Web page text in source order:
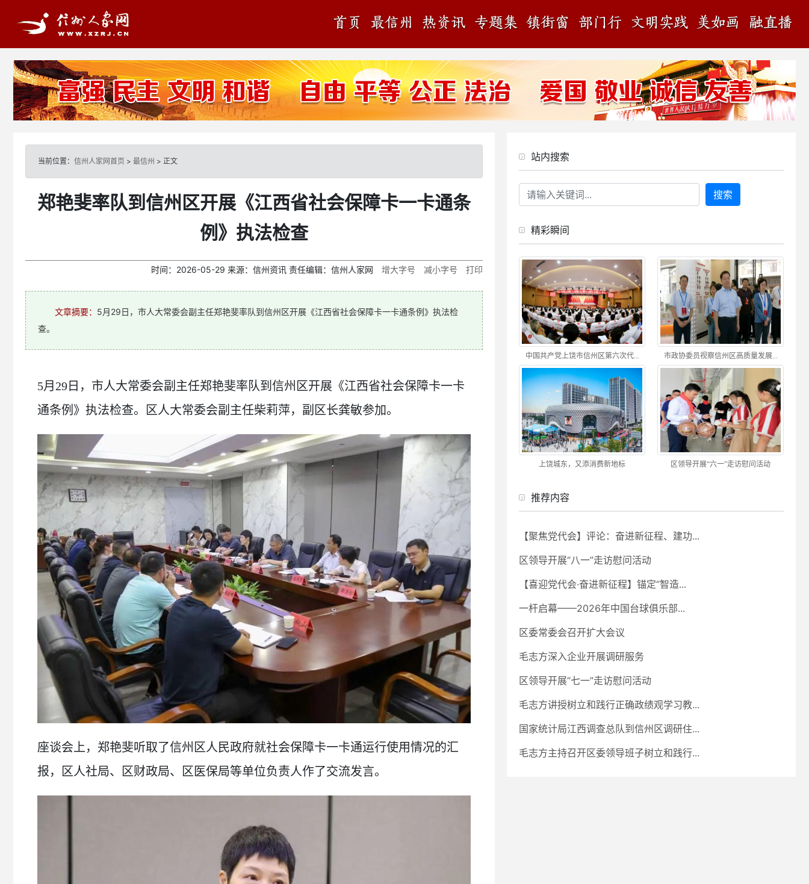
当前位置： 信州人家网首页 > 最信州 > 正文
郑艳斐率队到信州区开展《江西省社会保障卡一卡通条
例》执法检查
时间： 2026-05-29 来源： 信州资讯 责任编辑： 信州人家网 增大字号 减小字号 打印
文章摘要： 5月29日，市人大常委会副主任郑艳斐率队到信州区开展《江西省社会保障卡一卡通条例》执法检
查。
5月29日，市人大常委会副主任郑艳斐率队到信州区开展《江西省社会保障卡一卡
通条例》执法检查。区人大常委会副主任柴莉萍，副区长龚敏参加。
座谈会上，郑艳斐听取了信州区人民政府就社会保障卡一卡通运行使用情况的汇
报，区人社局、区财政局、区医保局等单位负责人作了交流发言。
站内搜索
搜索
精彩瞬间
中国共产党上饶市信州区第六次代... 市政协委员视察信州区高质量发展...
上饶城东，又添消费新地标 区领导开展“六一”走访慰问活动
推荐内容
【聚焦党代会】评论：奋进新征程、建功...
区领导开展“八一”走访慰问活动
【喜迎党代会·奋进新征程】锚定“智造...
一杆启幕——2026年中国台球俱乐部...
区委常委会召开扩大会议
毛志方深入企业开展调研服务
区领导开展“七一”走访慰问活动
毛志方讲授树立和践行正确政绩观学习教...
国家统计局江西调查总队到信州区调研住...
毛志方主持召开区委领导班子树立和践行...